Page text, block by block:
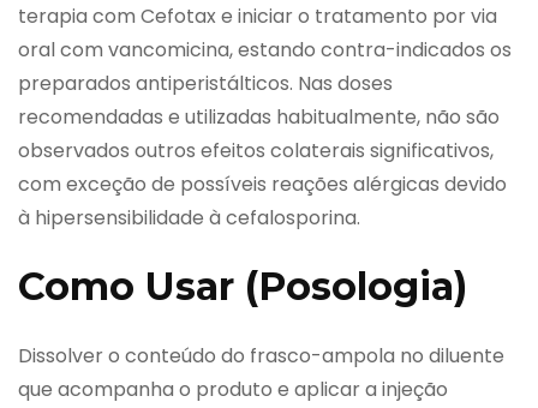
terapia com Cefotax e iniciar o tratamento por via
oral com vancomicina, estando contra-indicados os
preparados antiperistálticos. Nas doses
recomendadas e utilizadas habitualmente, não são
observados outros efeitos colaterais significativos,
com exceção de possíveis reações alérgicas devido
à hipersensibilidade à cefalosporina.
Como Usar (Posologia)
Dissolver o conteúdo do frasco-ampola no diluente
que acompanha o produto e aplicar a injeção